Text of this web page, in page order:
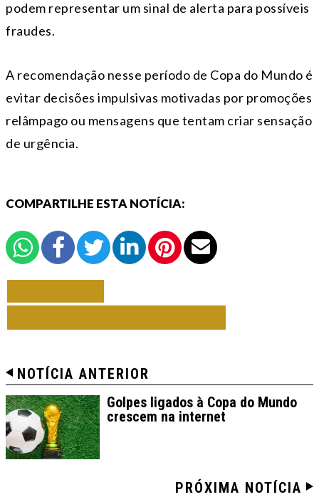
podem representar um sinal de alerta para possíveis
fraudes.
A recomendação nesse período de Copa do Mundo é
evitar decisões impulsivas motivadas por promoções
relâmpago ou mensagens que tentam criar sensação
de urgência.
COMPARTILHE ESTA NOTÍCIA:
NOTÍCIA ANTERIOR
Golpes ligados à Copa do Mundo
crescem na internet
PRÓXIMA NOTÍCIA